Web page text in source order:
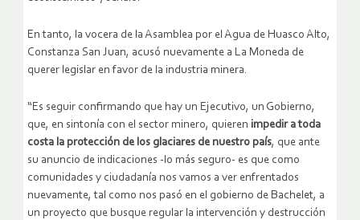
En tanto, la vocera de la Asamblea por el Agua de Huasco Alto,
Constanza San Juan, acusó nuevamente a La Moneda de
querer legislar en favor de la industria minera.
“Es seguir confirmando que hay un Ejecutivo, un Gobierno,
que, en sintonía con el sector minero, quieren impedir a toda
costa la protección de los glaciares de nuestro país, que ante
su anuncio de indicaciones -lo más seguro- es que como
comunidades y ciudadanía nos vamos a ver enfrentados
nuevamente, tal como nos pasó en el gobierno de Bachelet, a
un proyecto que busque regular la intervención y destrucción